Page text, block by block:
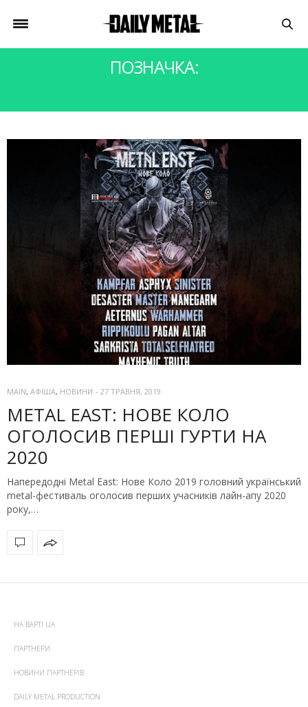
ПОЗНАЧКА:
MAIN, АФІША, НОВИНИ - 27 ТРАВНЯ, 2019
METAL EAST: НОВЕ КОЛО
ОГОЛОСИВ ПЕРШІ ГУРТИ НА
2020
Напередодні Metal East: Нове Коло 2019 головний український
metal-фестиваль оголосив перших учасників лайн-апу 2020
року,…
НА ВАРТІ UA
ПАРТНЕРИ
НОВИНИ ПАРТНЕРІВ
DAILY METAL PRODUCTION